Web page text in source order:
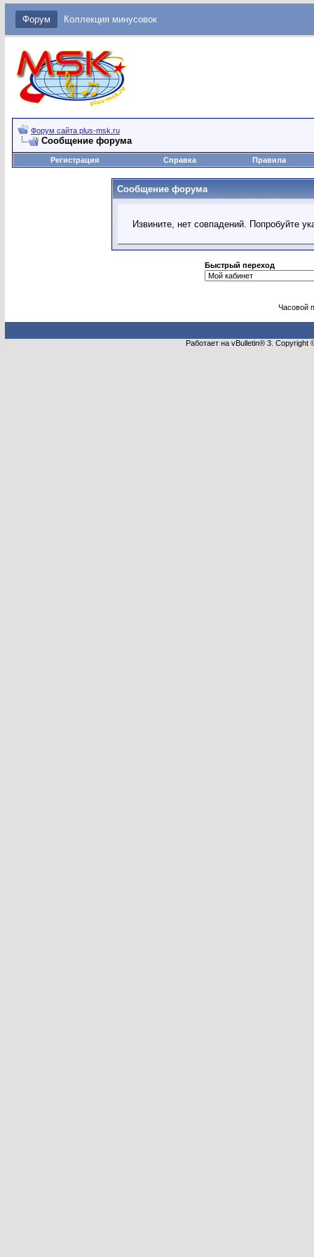
Форум Коллекция минусовок
Форум сайта plus-msk.ru
Сообщение форума
Регистрация Справка Правила
Сообщение форума
Извините, нет совпадений. Попробуйте
Быстрый переход
Часовой
Работает на vBulletin® 3.